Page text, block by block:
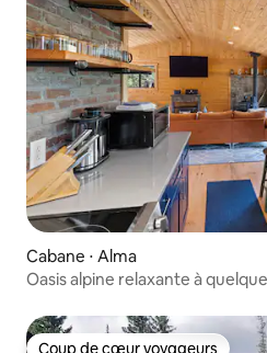
Cabane ⋅ Alma
Oasis alpine relaxante à